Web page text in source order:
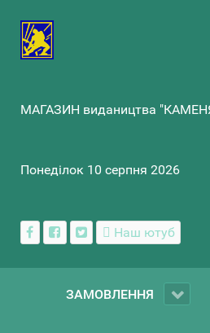
МАГАЗИН видаництва
Понеділок 10 серпня 2026
Наш ютуб
ЗАМОВЛЕННЯ